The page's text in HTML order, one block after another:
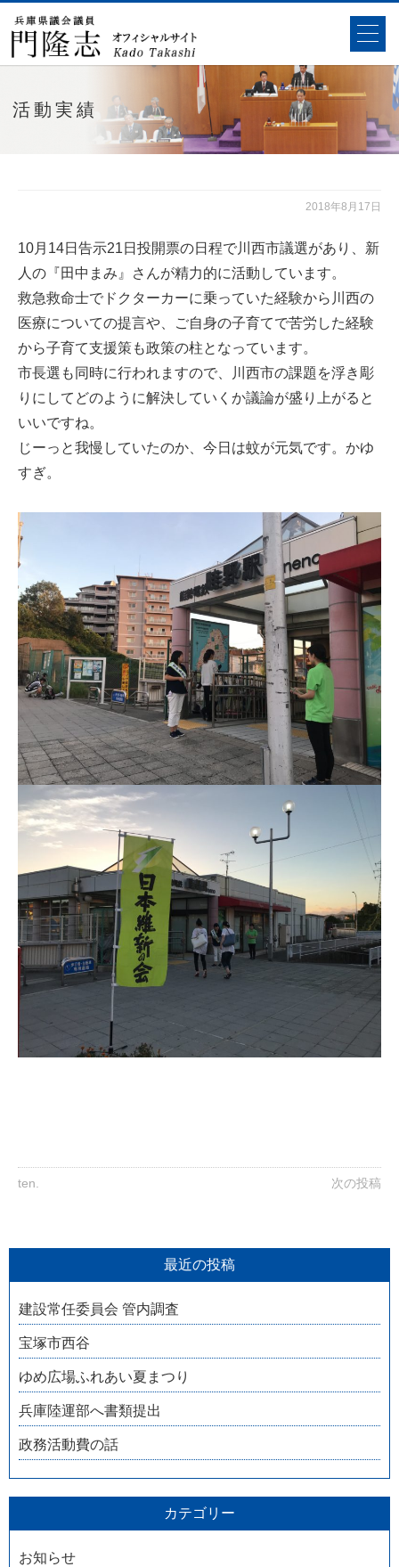
活動実績
2018年8月17日
10月14日告示21日投開票の日程で川西市議選があり、新
人の『田中まみ』さんが精力的に活動しています。
救急救命士でドクターカーに乗っていた経験から川西の
医療についての提言や、ご自身の子育てで苦労した経験
から子育て支援策も政策の柱となっています。
市長選も同時に行われますので、川西市の課題を浮き彫
りにしてどのように解決していくか議論が盛り上がると
いいですね。
じーっと我慢していたのか、今日は蚊が元気です。かゆ
すぎ。
ten. 次の投稿
最近の投稿
建設常任委員会 管内調査
宝塚市西谷
ゆめ広場ふれあい夏まつり
兵庫陸運部へ書類提出
政務活動費の話
カテゴリー
お知らせ